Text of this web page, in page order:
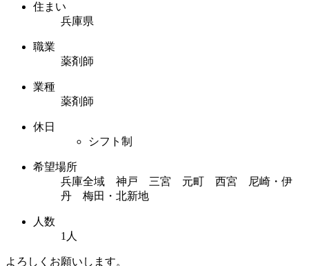
住まい
兵庫県
職業
薬剤師
業種
薬剤師
休日
シフト制
希望場所
兵庫全域 神戸 三宮 元町 西宮 尼崎・伊
丹 梅田・北新地
人数
1人
よろしくお願いします。